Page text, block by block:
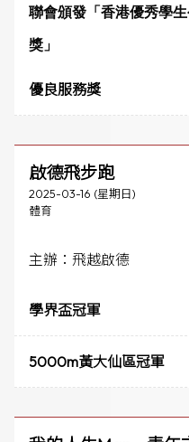
聯會頒發「香港優秀學
獎」
優良服務獎
啟德飛步跑
2025-03-16 (星期日)
體育
主辦：飛越啟德
學界盃冠軍
5000m黃大仙區冠軍